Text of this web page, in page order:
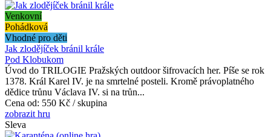
Venkovní
Pohádková
Vhodné pro děti
Jak zlodějíček bránil krále
Pod Klobukom
Úvod do TRILOGIE Pražských outdoor šifrovacích her. Píše se rok
1378. Král Karel IV. je na smrtelné posteli. Kromě právoplatného
dědice trůnu Václava IV. si na trůn...
Cena od: 550 Kč / skupina
zobrazit hru
Sleva